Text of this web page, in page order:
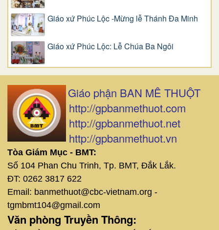
Giáo xứ Phúc Lộc -Mừng lễ Thánh Đa Minh
Giáo xứ Phúc Lộc: Lễ Chúa Ba Ngôi
Giáo phận BAN MÊ THUỘT
http://gpbanmethuot.com
http://gpbanmethuot.net
http://gpbanmethuot.vn
Tòa Giám Mục - BMT:
Số 104 Phan Chu Trinh, Tp. BMT, Đắk Lắk.
ĐT: 0262 3817 622
Email: banmethuot@cbc-vietnam.org -
tgmbmt104@gmail.com
Văn phòng Truyền Thông: